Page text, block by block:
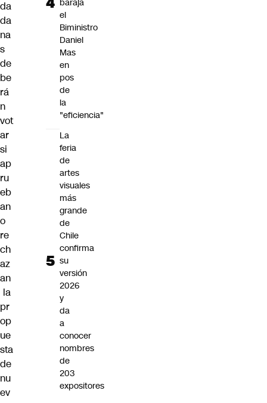
da
da
na
s
de
be
rá
n
vot
ar
si
ap
ru
eb
an
o
re
ch
az
an
la
pr
op
ue
sta
de
nu
ev
baraja
el
Biministro
Daniel
Mas
en
pos
de
la
"eficiencia"
La
feria
de
artes
visuales
más
grande
de
Chile
confirma
su
versión
2026
y
da
a
conocer
nombres
de
203
expositores